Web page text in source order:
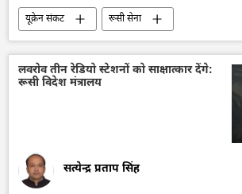
यूक्रेन संकट
रूसी सेना
रक्षा मंत्रालय (MoD)
रूस
रूसी सैन्य तकनीक
सैन्य तकनीक
सैन्य प्रौद्योगिकी
लवरोव तीन रेडियो स्टेशनों को साक्षात्कार देंगे:
रूसी विदेश मंत्रालय
सत्येन्द्र प्रताप सिंह